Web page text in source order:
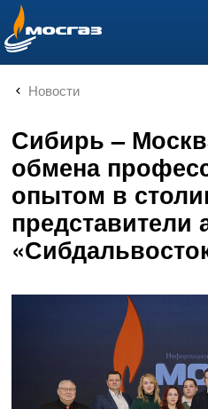
info@mos-gaz.ru
Новости
Сибирь –
обмена
опытом в
представители